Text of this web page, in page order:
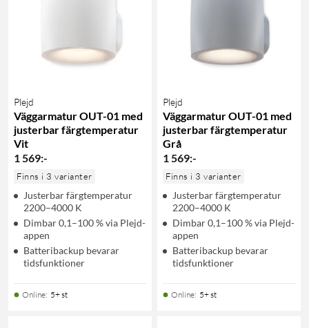
Plejd
Väggarmatur OUT-01 med
justerbar färgtemperatur
Vit
1 569:-
Finns i 3 varianter
Justerbar färgtemperatur
2200–4000 K
Dimbar 0,1–100 % via Plejd-
appen
Batteribackup bevarar
tidsfunktioner
Online: 5+ st
Plejd
Väggarmatur OUT-01 med
justerbar färgtemperatur
Grå
1 569:-
Finns i 3 varianter
Justerbar färgtemperatur
2200–4000 K
Dimbar 0,1–100 % via Plejd-
appen
Batteribackup bevarar
tidsfunktioner
Online: 5+ st